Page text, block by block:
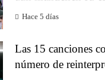
Hace 5 días
Las 15 canciones
número de